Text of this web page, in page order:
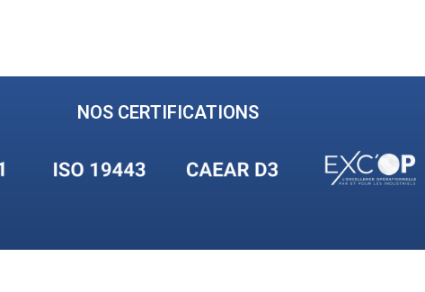
NOS CERTIFICATIONS